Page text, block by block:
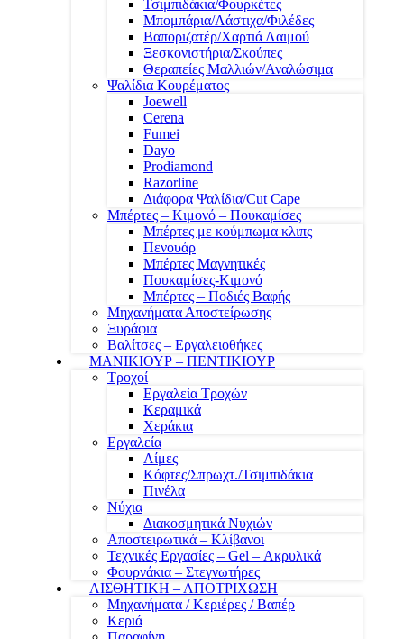
Τσιμπιδάκια/Φουρκέτες
Μπομπάρια/Λάστιχα/Φιλέδες
Βαποριζατέρ/Χαρτιά Λαιμού
Ξεσκονιστήρια/Σκούπες
Θεραπείες Μαλλιών/Αναλώσιμα
Ψαλίδια Κουρέματος
Joewell
Cerena
Fumei
Dayo
Prodiamond
Razorline
Διάφορα Ψαλίδια/Cut Cape
Μπέρτες – Κιμονό – Πουκαμίσες
Μπέρτες με κούμπωμα κλιπς
Πενουάρ
Μπέρτες Μαγνητικές
Πουκαμίσες-Κιμονό
Μπέρτες – Ποδιές Βαφής
Μηχανήματα Αποστείρωσης
Ξυράφια
Βαλίτσες – Εργαλειοθήκες
ΜΑΝΙΚΙΟΥΡ – ΠΕΝΤΙΚΙΟΥΡ
Τροχοί
Εργαλεία Τροχών
Κεραμικά
Χεράκια
Εργαλεία
Λίμες
Κόφτες/Σπρωχτ./Τσιμπιδάκια
Πινέλα
Νύχια
Διακοσμητικά Νυχιών
Αποστειρωτικά – Κλίβανοι
Τεχνικές Εργασίες – Gel – Ακρυλικά
Φουρνάκια – Στεγνωτήρες
ΑΙΣΘΗΤΙΚΗ – ΑΠΟΤΡΙΧΩΣΗ
Μηχανήματα / Κεριέρες / Βαπέρ
Κεριά